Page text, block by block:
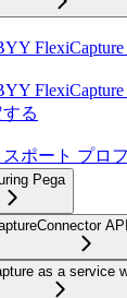
る
スポート プロ
Pega
as a service